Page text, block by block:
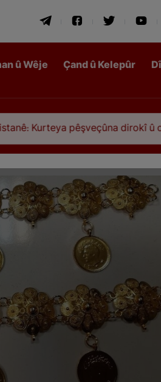
û Wêje Çand û Kelepûr
pêşveçûna dirokî û civakî-siyasî